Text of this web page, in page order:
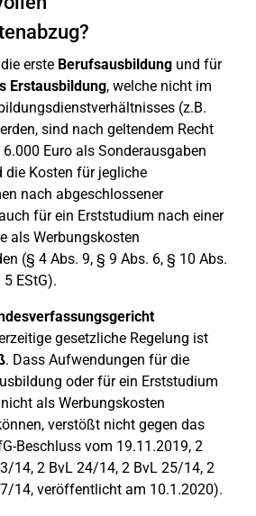
erste Berufsausbildung und für
Erstausbildung, welche nicht im
(z.B.
sind nach geltendem Recht
Euro als Sonderausgaben
die Kosten für jegliche
nach abgeschlossener
für ein Erststudium nach einer
als Werbungskosten
(§ 4 Abs. 9, § 9 Abs. 6, § 10 Abs.
EStG).
gesetzliche Regelung ist
. Dass Aufwendungen für die
oder für ein Erststudium
als Werbungskosten
verstößt nicht gegen das
Beschluss vom 19.11.2019, 2
14, 2 BvL 24/14, 2 BvL 25/14, 2
14, veröffentlicht am 10.1.2020).